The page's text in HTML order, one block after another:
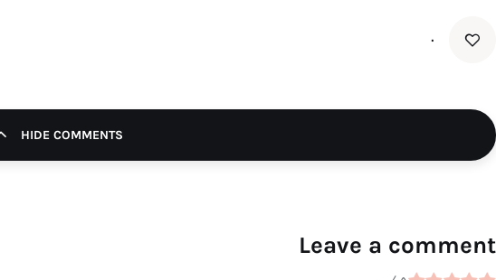
۰
HIDE COMMENTS
Leave a comment